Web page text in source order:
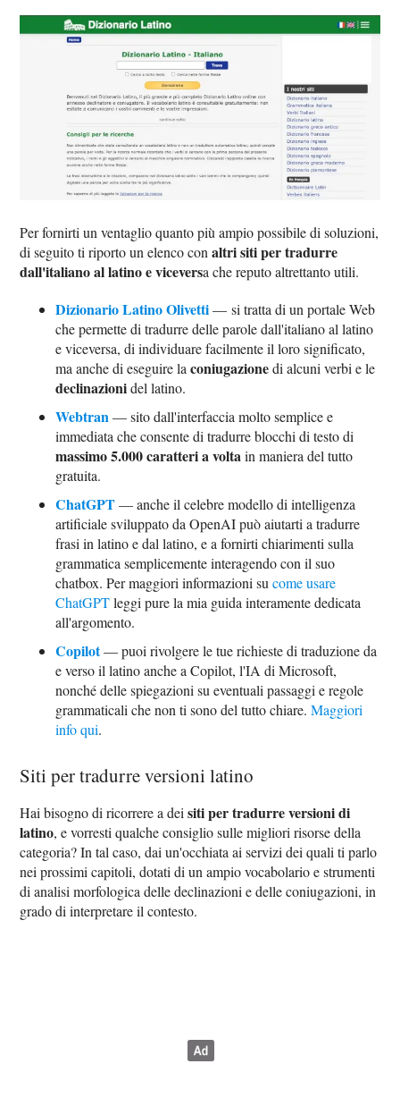
Per fornirti un ventaglio quanto più ampio possibile di soluzioni,
di seguito ti riporto un elenco conaltri siti per tradurre
dall'italiano al latino e viceversa che reputo altrettanto utili.
Dizionario Latino Olivetti— si tratta di un portale Web
che permette di tradurre delle parole dall'italiano al latino
e viceversa, di individuare facilmente il loro significato,
ma anche di eseguire laconiugazionedi alcuni verbi e le
declinazionidel latino.
Webtran— sito dall'interfaccia molto semplice e
immediata che consente di tradurre blocchi di testo di
massimo 5.000 caratteri a voltain maniera del tutto
gratuita.
ChatGPT— anche il celebre modello di intelligenza
artificiale sviluppato da OpenAI può aiutarti a tradurre
frasi in latino e dal latino, e a fornirti chiarimenti sulla
grammatica semplicemente interagendo con il suo
chatbox. Per maggiori informazioni sucome usare
ChatGPTleggi pure la mia guida interamente dedicata
all'argomento.
Copilot— puoi rivolgere le tue richieste di traduzione da
e verso il latino anche a Copilot, l'IA di Microsoft,
nonché delle spiegazioni su eventuali passaggi e regole
grammaticali che non ti sono del tutto chiare.Maggiori
info qui.
Siti per tradurre versioni latino
Hai bisogno di ricorrere a deisiti per tradurre versioni di
latino, e vorresti qualche consiglio sulle migliori risorse della
categoria? In tal caso, dai un'occhiata ai servizi dei quali ti parlo
nei prossimi capitoli, dotati di un ampio vocabolario e strumenti
di analisi morfologica delle declinazioni e delle coniugazioni, in
grado di interpretare il contesto.